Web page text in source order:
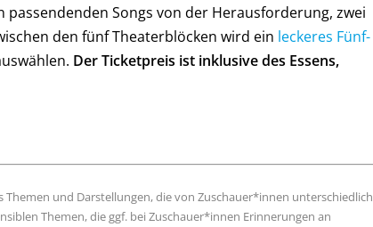
Songs von der Herausforderung, zwei
den fünf Theaterblöcken wird ein leckeres Fünf-
Der Ticketpreis ist inklusive des Essens,
Themen und Darstellungen, die von Zuschauer*innen unterschiedlich
Themen, die ggf. bei Zuschauer*innen Erinnerungen an